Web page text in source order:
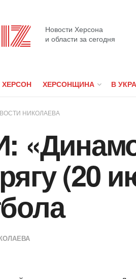
Новости Херсона
и области за сегодня
ХЕРСОН ХЕРСОНЩИНА В
НИКОЛАЕВА
(20